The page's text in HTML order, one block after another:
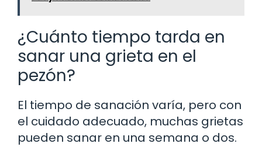
¿Cuánto tiempo tarda en
sanar una grieta en el
pezón?
El tiempo de sanación varía, pero con
el cuidado adecuado, muchas grietas
pueden sanar en una semana o dos.